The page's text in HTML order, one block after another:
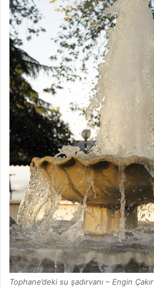
Tophane’deki su şadırvanı – Engin Çakır